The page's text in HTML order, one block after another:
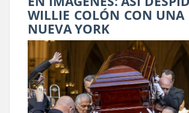
WILLIE COLÓN CON UNA
NUEVA YORK